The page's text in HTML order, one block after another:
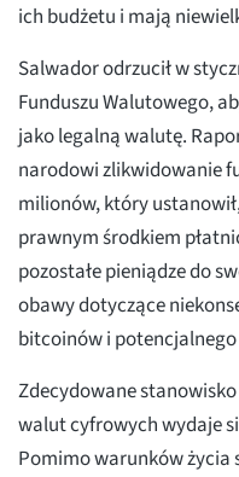
ich budżetu i mają
Salwador odrzucił w
Funduszu Walutowego,
jako legalną walutę.
narodowi zlikwidowanie
milionów, który
prawnym środkiem
pozostałe pieniądze do
obawy dotyczące
bitcoinów i
Zdecydowane
walut cyfrowych wydaje
Pomimo warunków życia